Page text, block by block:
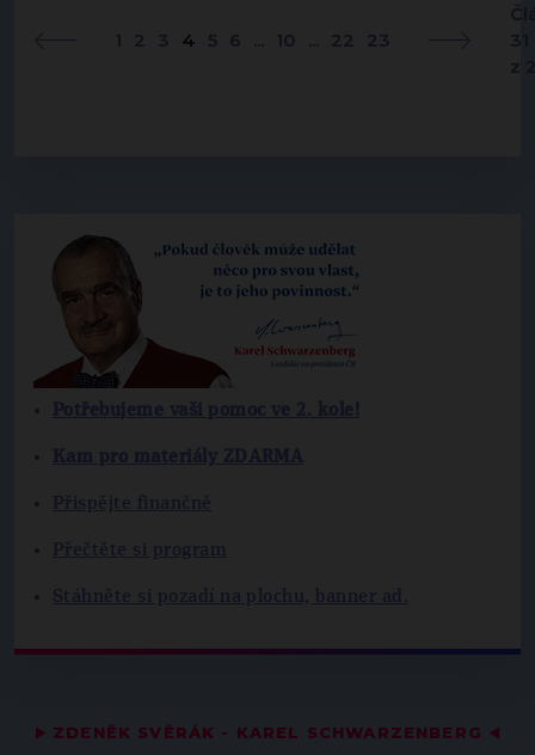
▶ ZDENĚK SVĚRÁK - KAREL SCHWARZENBERG ◀
1 2 3 4 5 6 10 22 23
z